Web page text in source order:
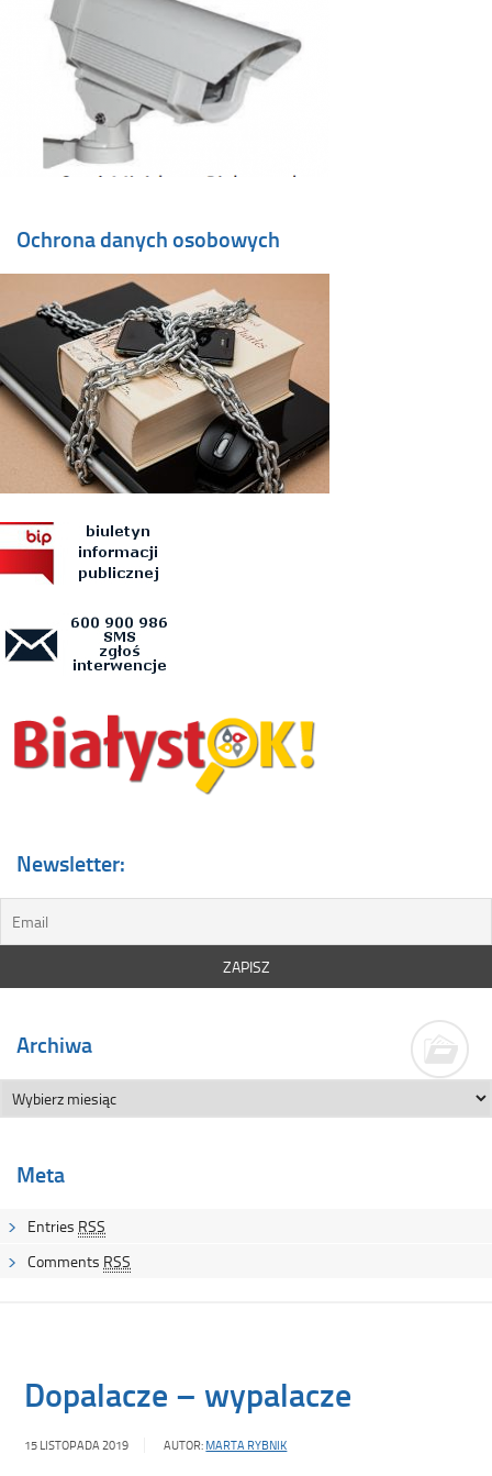
Ochrona danych osobowych
Newsletter:
Archiwa
Meta
Entries RSS
Comments RSS
Dopalacze – wypalacze
15 LISTOPADA 2019 AUTOR: MARTA RYBNIK